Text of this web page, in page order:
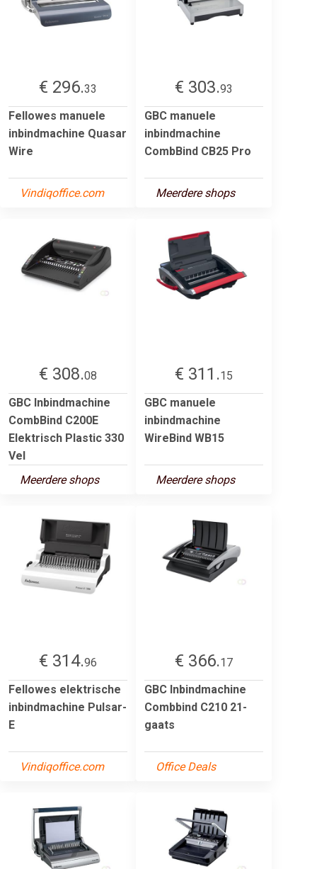
€ 296.33
Fellowes manuele
inbindmachine Quasar
Wire
Vindiqoffice.com
€ 303.93
GBC manuele
inbindmachine
CombBind CB25 Pro
Meerdere shops
€ 308.08
GBC Inbindmachine
CombBind C200E
Elektrisch Plastic 330
Vel
Meerdere shops
€ 311.15
GBC manuele
inbindmachine
WireBind WB15
Meerdere shops
€ 314.96
Fellowes elektrische
inbindmachine Pulsar-
E
Vindiqoffice.com
€ 366.17
GBC Inbindmachine
Combbind C210 21-
gaats
Office Deals